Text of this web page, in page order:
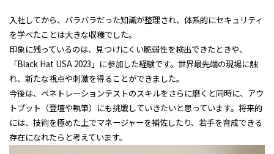
入社してから、バラバラだった知識が整理され、体系的にセキュリティ
を学べたことは大きな収穫でした。
印象に残っているのは、見つけにくい脆弱性を検出できたときや、
「Black Hat USA 2023」に参加した経験です。世界最先端の現場に触
れ、新たな視点や刺激を得ることができました。
今後は、ペネトレーションテストのスキルをさらに磨くと同時に、アウ
トプット（登壇や執筆）にも挑戦していきたいと思っています。将来的
には、技術を極めた上でマネージャーを補佐したり、若手を育成できる
存在になれたらと考えています。